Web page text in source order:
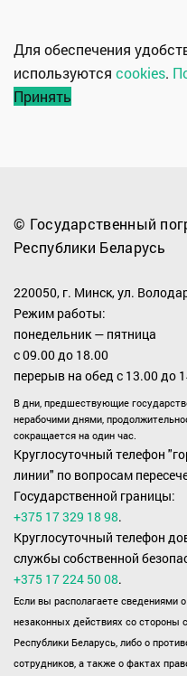
Для обеспечения
используются cookies.
Принять
© Государственный
Республики Беларусь
220050, г. Минск, ул.
Режим работы:
понедельник — пятница
с 09.00 до 18.00
перерыв на обед с 13.00 до
В дни, предшествующие
нерабочими днями,
сокращается на один час.
Круглосуточный телефон
линии" по вопросам
Государственной границы:
+375 17 329 18 98.
Круглосуточный телефон
службы собственной
+375 17 224 50 08.
Если вы располагаете сведениями
незаконных действиях со стороны
Республики Беларусь, либо о
сотрудников, а также о фактах